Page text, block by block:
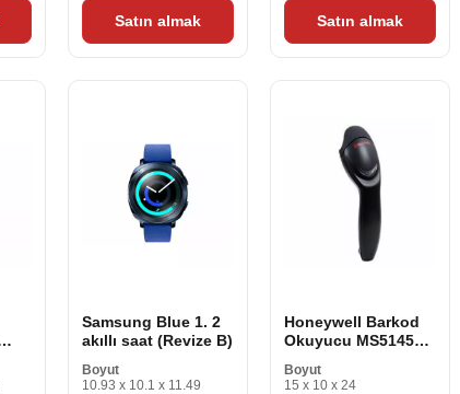
Satın almak Satın almak
Samsung Blue 1. 2
akıllı saat (Revize B)
Boyut
10.93 x 10.1 x 11.49
Honeywell Barkod
Okuyucu MS5145U
Boyut
15 x 10 x 24